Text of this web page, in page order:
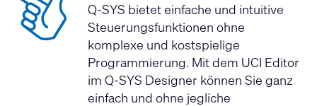
Q-SYS bietet einfache und intuitive
Steuerungsfunktionen ohne
komplexe und kostspielige
Programmierung. Mit dem UCI Editor
im Q-SYS Designer können Sie ganz
einfach und ohne jegliche